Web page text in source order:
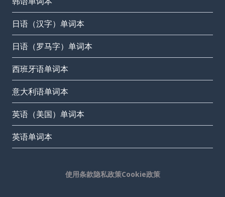
日语（汉字）单词本
日语（罗马字）单词本
西班牙语单词本
意大利语单词本
英语（美国）单词本
英语单词本
使用条款隐私政策Cookie政策